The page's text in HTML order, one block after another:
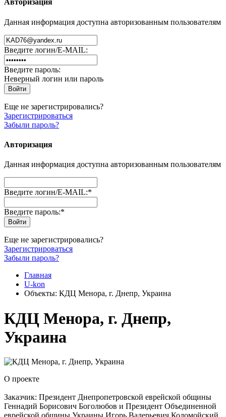
Авторизация
Данная информация доступна авторизованным пользователям
Введите логин/E-MAIL:
Введите пароль:
Неверный логин или пароль
Еще не зарегистрировались?
Зарегистрироваться
Забыли пароль?
Авторизация
Данная информация доступна авторизованным пользователям
Введите логин/E-MAIL:*
Введите пароль:*
Еще не зарегистрировались?
Зарегистрироваться
Забыли пароль?
Главная
U-kon
Объекты: КДЦ Менора, г. Днепр, Украина
КДЦ Менора, г. Днепр,
Украина
О проекте
Заказчик: Президент Днепропетровской еврейской общины
Геннадий Борисович Боголюбов и Президент Объединенной
еврейской общины Украины Игорь Валерьевич Коломойский